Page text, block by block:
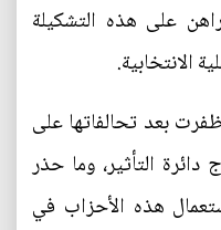
على هذه التشكيلة
الانتخابية.
بعد تحالفاتها على
دائرة التأثير، وما حذر
هذه الأحزاب في